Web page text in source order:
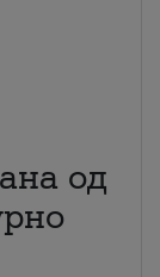
од